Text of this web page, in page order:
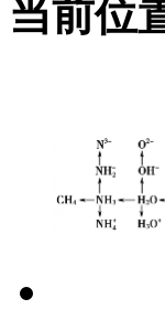
当前位